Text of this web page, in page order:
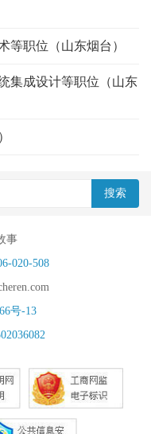
等职位（山东烟台）
集成设计等职位（山东
事
020-508
号-13